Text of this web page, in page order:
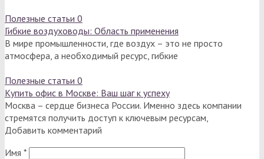
Полезные статьи 0
Гибкие воздуховоды: Область применения
В мире промышленности, где воздух – это не просто
атмосфера, а необходимый ресурс, гибкие
Полезные статьи 0
Купить офис в Москве: Ваш шаг к успеху
Москва – сердце бизнеса России. Именно здесь компании
стремятся получить доступ к ключевым ресурсам,
Добавить комментарий
Имя *